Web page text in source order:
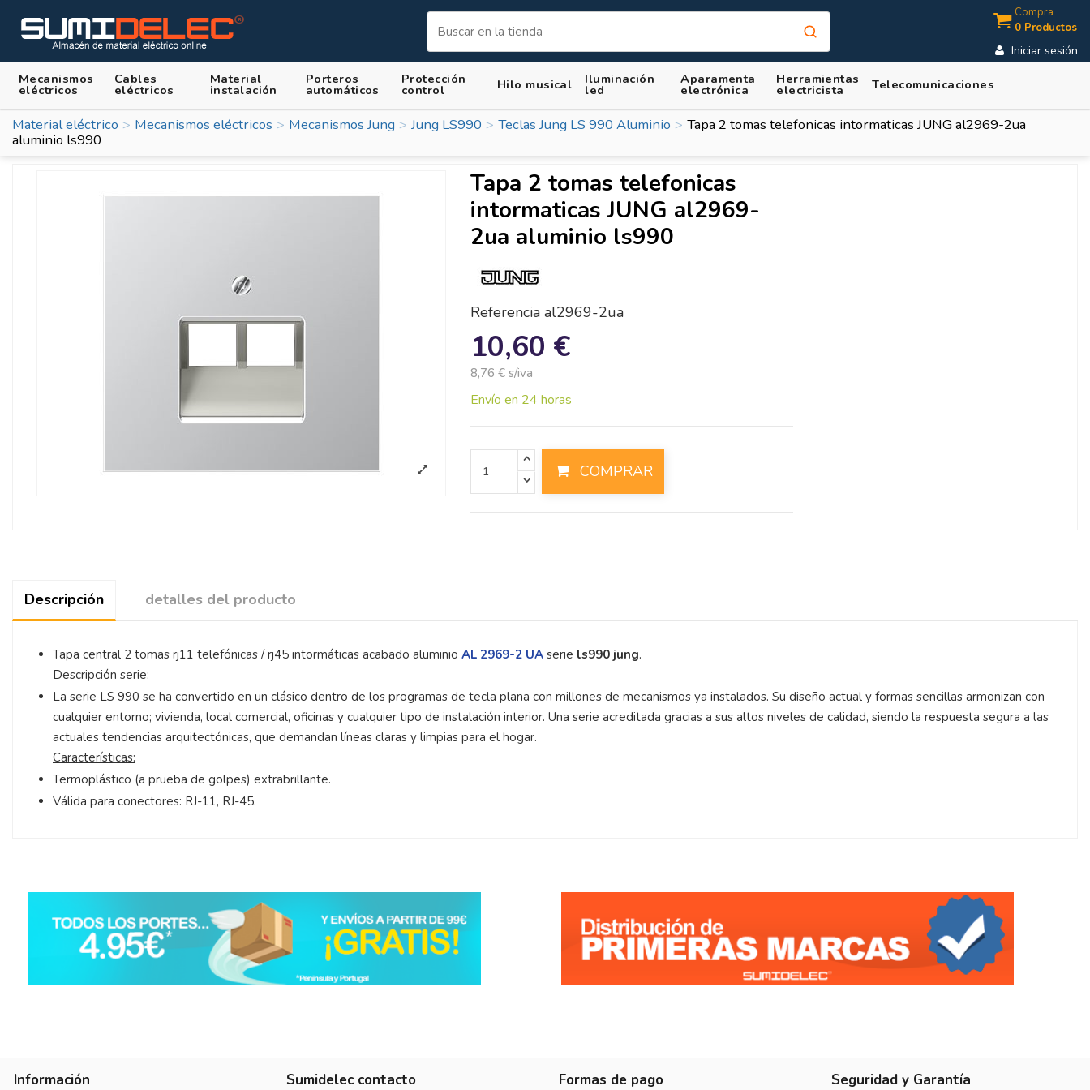
Compra
0 Productos
Iniciar sesión
Mecanismos
eléctricos
Cables
eléctricos
Material
instalación
Porteros
automáticos
Protección
control Hilo musical Iluminación
led
Aparamenta
electrónica
Herramientas
electricista Telecomunicaciones
Material eléctrico Mecanismos eléctricos Mecanismos Jung Jung LS990 Teclas Jung LS 990 Aluminio
Tapa 2 tomas telefonicas intormaticas JUNG al2969-2ua
aluminio ls990
Tapa 2 tomas telefonicas
intormaticas JUNG al2969-
2ua aluminio ls990
Referencia al2969-2ua
10,60 €
8,76 € s/iva
Envío en 24 horas
COMPRAR
Descripción detalles del producto
Tapa central 2 tomas rj11 telefónicas / rj45 intormáticas acabado aluminio AL 2969-2 UA serie ls990 jung.
Descripción serie:
La serie LS 990 se ha convertido en un clásico dentro de los programas de tecla plana con millones de mecanismos ya instalados. Su diseño actual y formas sencillas armonizan con
cualquier entorno; vivienda, local comercial, oficinas y cualquier tipo de instalación interior. Una serie acreditada gracias a sus altos niveles de calidad, siendo la respuesta segura a las
actuales tendencias arquitectónicas, que demandan líneas claras y limpias para el hogar.
Características:
Termoplástico (a prueba de golpes) extrabrillante.
Válida para conectores: RJ-11, RJ-45.
Información Sumidelec contacto Formas de pago Seguridad y Garantía